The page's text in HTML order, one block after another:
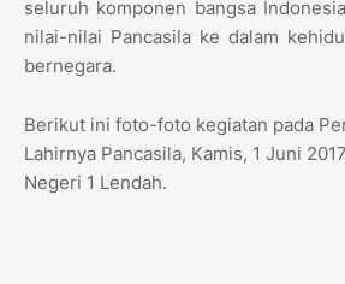
seluruh komponen bangsa
nilai-nilai Pancasila ke dalam
bernegara.
Berikut ini foto-foto kegiatan pada
Lahirnya Pancasila, Kamis, 1 Juni
Negeri 1 Lendah.